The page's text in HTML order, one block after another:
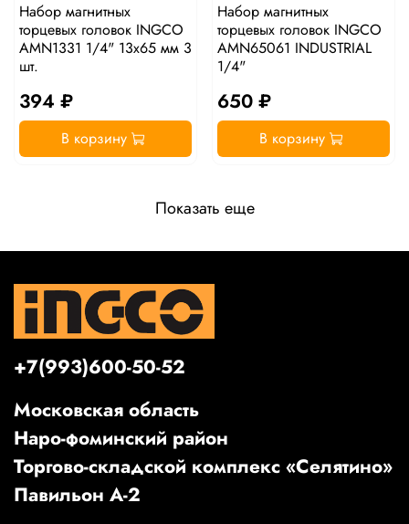
Набор магнитных
торцевых головок INGCO
AMN1331 1/4" 13х65 мм 3
шт.
394 ₽
В корзину
Набор магнитных
торцевых головок INGCO
AMN65061 INDUSTRIAL
1/4"
650 ₽
В корзину
Показать еще
+7(993)600-50-52
Московская область
Наро-фоминский район
Торгово-складской комплекс «Селятино»
Павильон А-2